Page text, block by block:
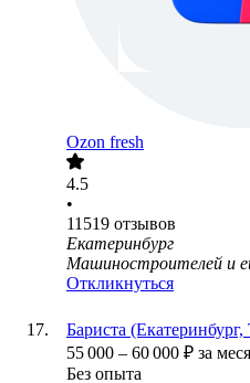
Ozon fresh
4.5
•
11519 отзывов
Екатеринбург
Машиностроителей и
Откликнуться
Бариста
55 000 – 60 000 ₽ за
Без опыта